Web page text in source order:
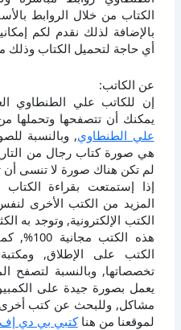
بالإضافة لذلك نقدم لكم
أي حاجة لتحميل الكتاب وذلك
عن الكاتب:
إن للكاتب علي الطنطاوي
يمكنك أن تتصفحها وتحملها
علي الطنطاوي, وبالنسبة
هي صورة كتاب رجال من
لم تكن هناك صورة لا تنسى
إذا إستمتعت بقراءة
المزيد من الكتب الأخرى
الكتب الإلكترونية, وتوجد به
هذه
الكتب على الإطلاق,
يعمل بصورة جيدة على
مشاكل, وللبحث عن كتب أخرى
لموقعنا من هناكتبي بي دي إف